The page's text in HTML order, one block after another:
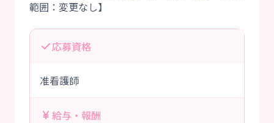
応募資格
准看護師
給与・報酬